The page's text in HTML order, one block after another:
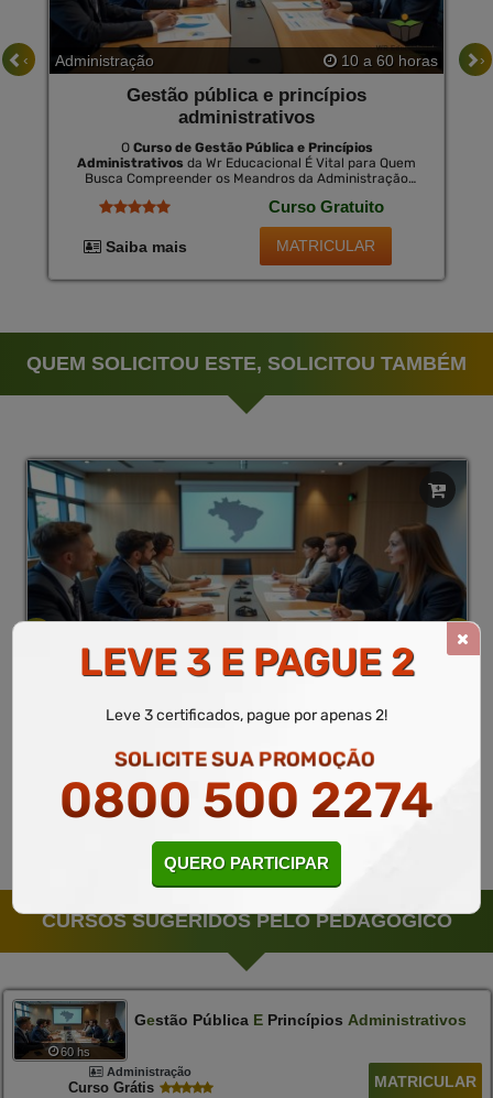
Administração 10 a 60 horas
Gestão pública e princípios
administrativos
O Curso de Gestão Pública e Princípios
Administrativos da Wr Educacional É Vital para Quem
Busca Compreender os Meandros da Administração
Fortalece os Principais Aspectos de Liderança, Ética, e
Governabilidade Dentro do Contexto Público. Também É
Oferecido Um Certificado Opcional no Final do Curso,
Válido em Todo o Brasil por Uma Pequena Taxa,
Adquirida.
Curso Gratuito
Saiba mais MATRICULAR
‹ ›
QUEM SOLICITOU ESTE, SOLICITOU TAMBÉM
Administração 10 a 60 horas
Gestão pública e princípios administrativos
Saiba mais MATRICULAR
CURSOS SUGERIDOS PELO PEDAGÓGICO
60 hs
GEStão Pública EPrincípios Administrativos
Administração
Curso Grátis MATRICULAR
LEVE 3 E PAGUE 2
Leve 3 certificados, pague por apenas 2!
SOLICITE SUA PROMOÇÃO
0800 500 2274
QUERO PARTICIPAR